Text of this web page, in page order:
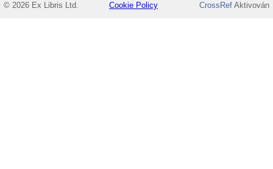
© 2026 Ex Libris Ltd. Cookie Policy CrossRefAktivován